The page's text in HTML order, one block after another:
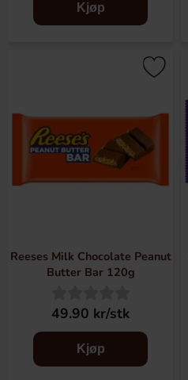
Kjøp
Reeses Milk Chocolate Peanut
Butter Bar 120g
49.90 kr/stk
Kjøp